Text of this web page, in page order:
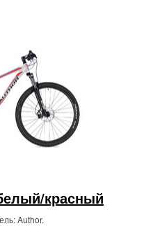
красный
Author.